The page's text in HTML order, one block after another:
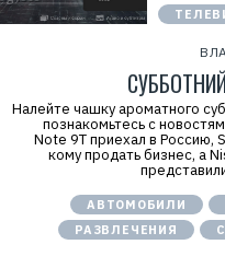
Налейте чашку ароматного
познакомьтесь с
Note 9T приехал в Россию,
кому продать бизнес, а
АВТОМОБИЛИ
РАЗВЛЕЧЕНИЯ